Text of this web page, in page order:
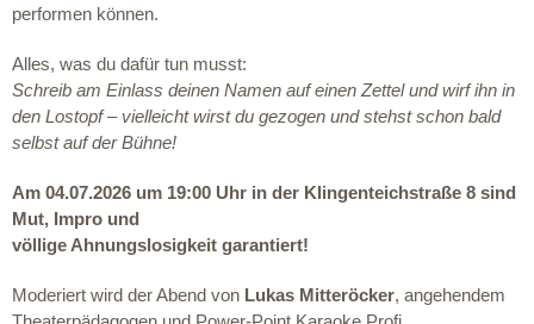
performen können.
Alles, was du dafür tun musst:
Schreib am Einlass deinen Namen auf einen Zettel und wirf ihn in
den Lostopf – vielleicht wirst du gezogen und stehst schon bald
selbst auf der Bühne!
Am 04.07.2026 um 19:00 Uhr in der Klingenteichstraße 8 sind
Mut, Impro und
völlige Ahnungslosigkeit garantiert!
Moderiert wird der Abend von Lukas Mitteröcker, angehendem